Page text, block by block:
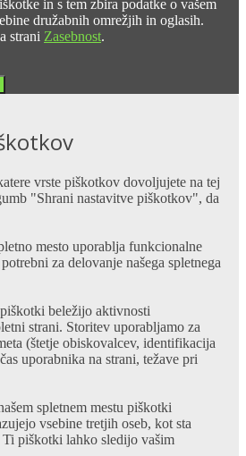
in s tem zbira podatke o vašem
družabnih omrežjih in oglasih.
strani Zasebnost.
vrste piškotkov dovoljujete na tej
"Shrani nastavitve piškotkov", da
mesto uporablja funkcionalne
za delovanje našega spletnega
beležijo aktivnosti
strani. Storitev uporabljamo za
(štetje obiskovalcev, identifikacija
uporabnika na strani, težave pri
spletnem mestu piškotki
vsebine tretjih oseb, kot sta
piškotki lahko sledijo vašim